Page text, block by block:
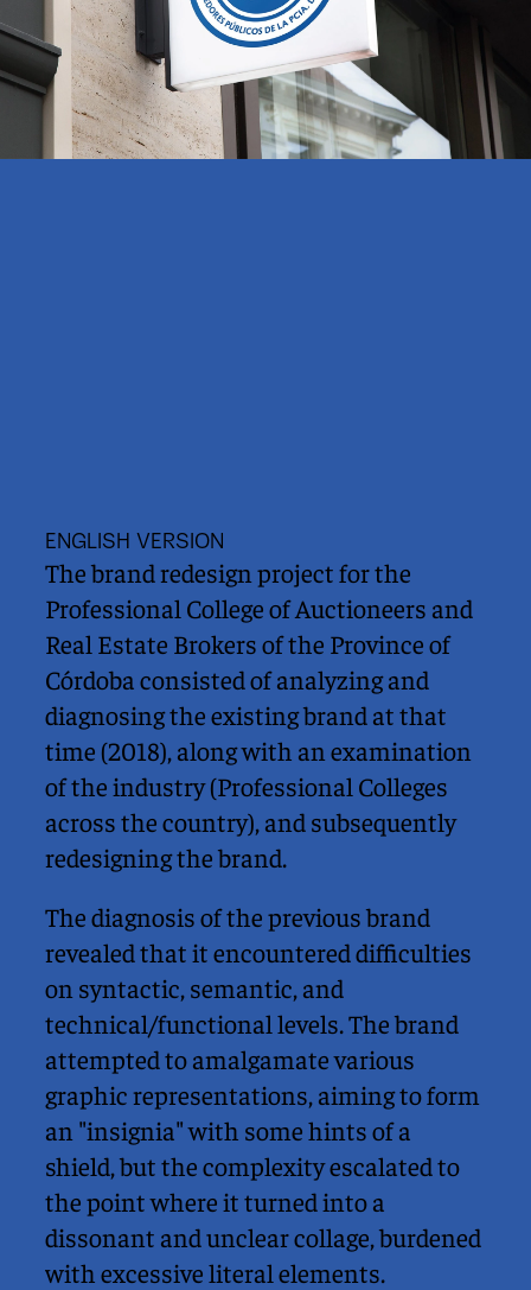
ENGLISH VERSION
The brand redesign project for the
Professional College of Auctioneers and
Real Estate Brokers of the Province of
Córdoba consisted of analyzing and
diagnosing the existing brand at that
time (2018), along with an examination
of the industry (Professional Colleges
across the country), and subsequently
redesigning the brand.
The diagnosis of the previous brand
revealed that it encountered difficulties
on syntactic, semantic, and
technical/functional levels. The brand
attempted to amalgamate various
graphic representations, aiming to form
an "insignia" with some hints of a
shield, but the complexity escalated to
the point where it turned into a
dissonant and unclear collage, burdened
with excessive literal elements.